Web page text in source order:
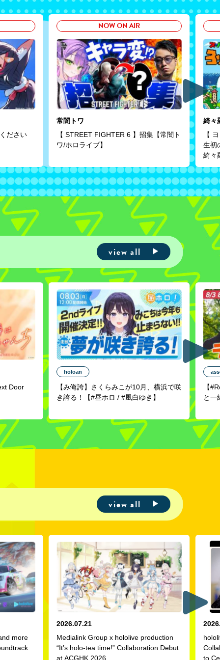
ださい
NOW ON AIR
常闇トワ
【 STREET FIGHTER 6 】招集【常闇ト
ワ/ホロライブ】
綺々
【
生初
綺々
view all
Door
holoan
【み俺誇】さくらみこが10月、横浜で咲
き誇る！【#昼ホロ / #風白ゆき】
【
と一
view all
more
2026.07.21
Medialink Group x hololive production
“It’s holo-tea time!” Collaboration Debut
at ACGHK 2026
to